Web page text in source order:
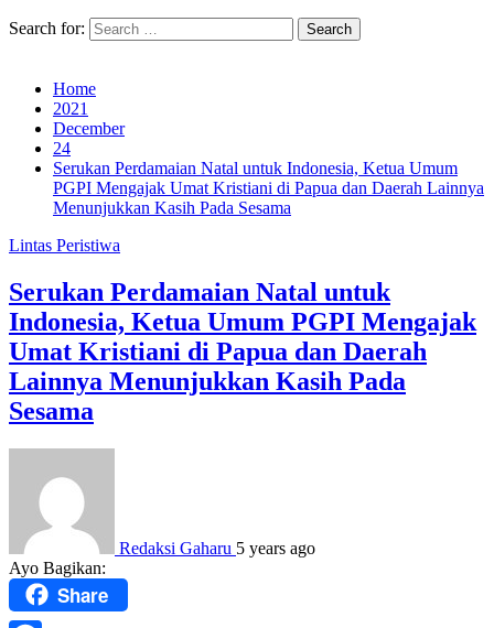
Search for:
Home
2021
December
24
Serukan Perdamaian Natal untuk Indonesia, Ketua Umum
PGPI Mengajak Umat Kristiani di Papua dan Daerah Lainnya
Menunjukkan Kasih Pada Sesama
Lintas Peristiwa
Serukan Perdamaian Natal untuk
Indonesia, Ketua Umum PGPI Mengajak
Umat Kristiani di Papua dan Daerah
Lainnya Menunjukkan Kasih Pada
Sesama
Redaksi Gaharu 5 years ago
Ayo Bagikan:
Share